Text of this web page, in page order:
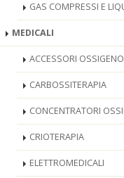
GAS COMPRESSI E
MEDICALI
ACCESSORI OSSIGENO
CARBOSSITERAPIA
CONCENTRATORI
CRIOTERAPIA
ELETTROMEDICALI